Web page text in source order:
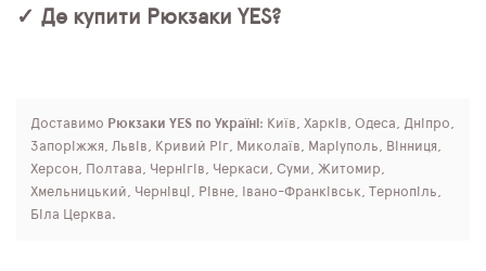
✓ Де купити Рюкзаки YES?
Доставимо Рюкзаки YES по Україні : Київ, Харків, Одеса, Дніпро,
Запоріжжя, Львів, Кривий Ріг, Миколаїв, Маріуполь, Вінниця,
Херсон, Полтава, Чернігів, Черкаси, Суми, Житомир,
Хмельницький, Чернівці, Рівне, Івано-Франківськ, Тернопіль,
Біла Церква.